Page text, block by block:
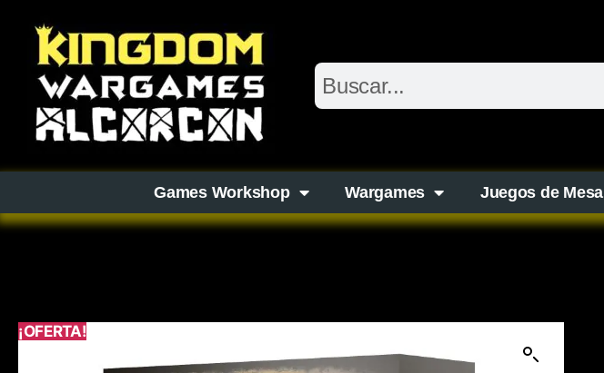
Games Workshop Wargames Juegos de Mesa
¡OFERTA!